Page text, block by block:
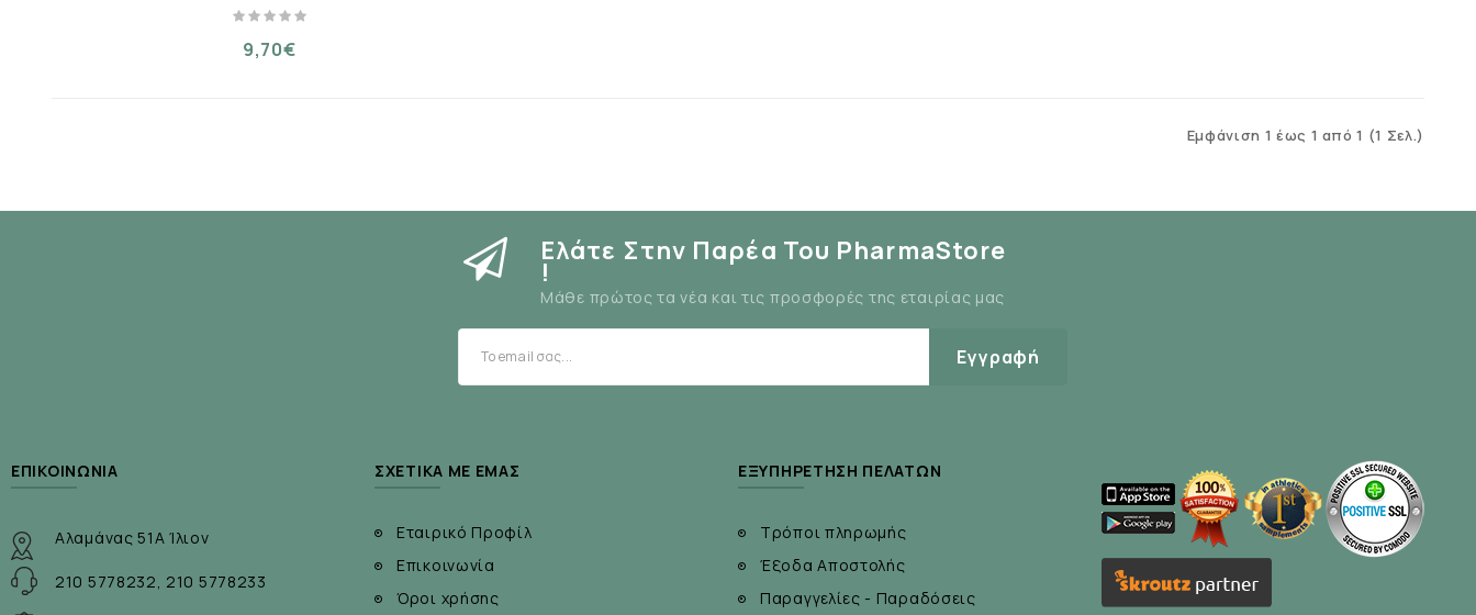
9,70€
Εμφάνιση 1 έως 1 από 1 (1 Σελ.)
Ελάτε Στην Παρέα Του PharmaStore
!
Μάθε πρώτος τα νέα και τις προσφορές της εταιρίας μας
Εγγραφή
ΕΠΙΚΟΙΝΩΝΊΑ
Αλαμάνας 51Α Ίλιον
210 5778232, 210 5778233
ΣΧΕΤΙΚΆ ΜΕ ΕΜΆΣ
Εταιρικό Προφίλ
Επικοινωνία
Όροι χρήσης
ΕΞΥΠΗΡΈΤΗΣΗ ΠΕΛΑΤΏΝ
Τρόποι πληρωμής
Έξοδα Αποστολής
Παραγγελίες - Παραδόσεις